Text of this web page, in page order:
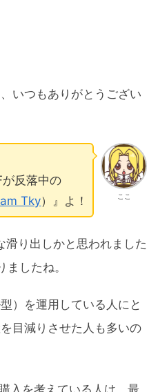
いつもありがとうござい
ここ
が反落中の
Tky）』よ！
り出しかと思われました
したね。
）を運用している人にと
目減りさせた人も多いの
入を考えている人は、最